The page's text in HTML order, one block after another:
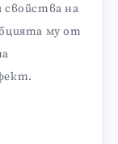
свойства на
му от